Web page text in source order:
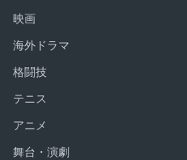
映画
海外ドラマ
格闘技
テニス
アニメ
舞台・演劇